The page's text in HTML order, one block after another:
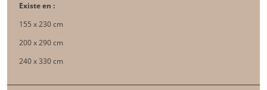
Existe en :
155 x 230 cm
200 x 290 cm
240 x 330 cm